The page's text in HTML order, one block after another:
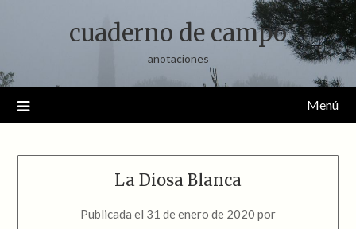
cuaderno de campo
anotaciones
Menú
La Diosa Blanca
Publicada el 31 de enero de 2020 por